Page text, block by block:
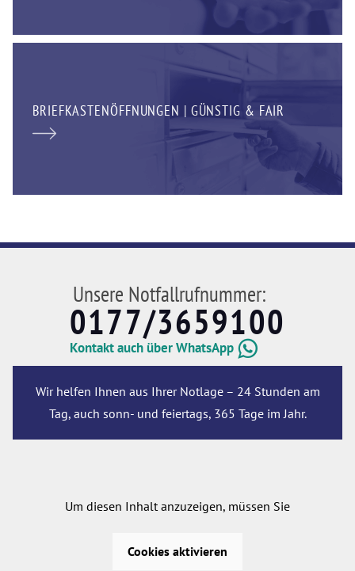
BRIEFKASTENÖFFNUNGEN | GÜNSTIG & FAIR
Unsere Notfallrufnummer:
0177/3659100
Kontakt auch über WhatsApp
Wir helfen Ihnen aus Ihrer Notlage – 24 Stunden am
Tag, auch sonn- und feiertags, 365 Tage im Jahr.
Um diesen Inhalt anzuzeigen, müssen Sie
Cookies aktivieren